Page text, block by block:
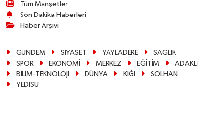
Tüm Manşetler
Son Dakika Haberleri
Haber Arşivi
GÜNDEM SİYASET YAYLADERE
SAĞLIK
SPOR
EKONOMİ MERKEZ EĞİTİM
ADAKLI
BİLİM-TEKNOLOJİ
DÜNYA KİĞI
SOLHAN
YEDİSU